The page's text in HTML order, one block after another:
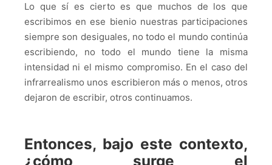
Lo que sí es cierto es que muchos de los que
escribimos en ese bienio nuestras participaciones
siempre son desiguales, no todo el mundo continúa
escribiendo, no todo el mundo tiene la misma
intensidad ni el mismo compromiso. En el caso del
infrarrealismo unos escribieron más o menos, otros
dejaron de escribir, otros continuamos.
Entonces, bajo este contexto,
¿cómo surge el